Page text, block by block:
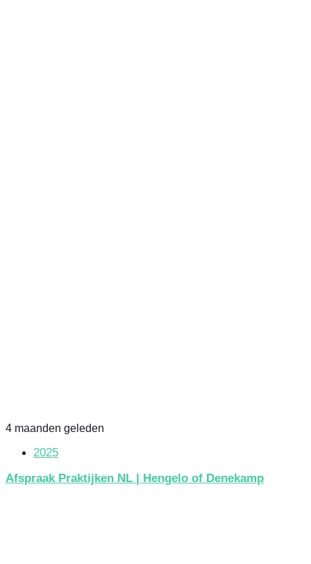
4 maanden geleden
2025
Afspraak Praktijken NL | Hengelo of Denekamp